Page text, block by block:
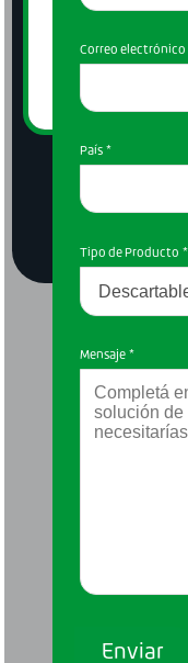
Prendas
Prendas
Prendas
Correo electrónico
País *
Tipo de Producto *
Mensaje *